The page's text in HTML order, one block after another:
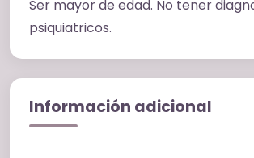
Ser mayor de edad. No tener
psiquiatricos.
Información adicional